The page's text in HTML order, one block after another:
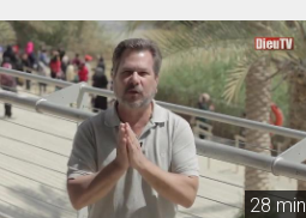
28 min